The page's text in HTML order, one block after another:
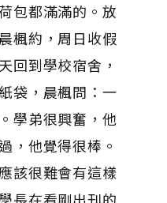
包都滿滿的。放
楓約，周日收假
回到學校宿舍，
袋，晨楓問：一
學弟很興奮，他
，他覺得很棒。
該很難會有這樣